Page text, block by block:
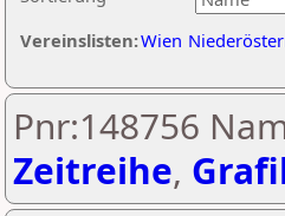
Vereinslisten:Wien
Pnr:148756
Zeitreihe,